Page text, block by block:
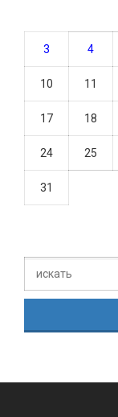
3 4
10 11
17 18
24 25
31